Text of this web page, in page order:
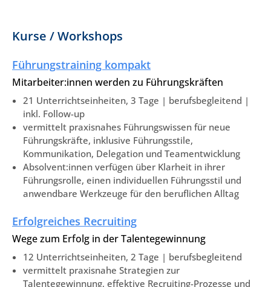
Kurse / Workshops
Führungstraining kompakt
Mitarbeiter:innen werden zu Führungskräften
21 Unterrichtseinheiten, 3 Tage | berufsbegleitend |
inkl. Follow-up
vermittelt praxisnahes Führungswissen für neue
Führungskräfte, inklusive Führungsstile,
Kommunikation, Delegation und Teamentwicklung
Absolvent:innen verfügen über Klarheit in ihrer
Führungsrolle, einen individuellen Führungsstil und
anwendbare Werkzeuge für den beruflichen Alltag
Erfolgreiches Recruiting
Wege zum Erfolg in der Talentegewinnung
12 Unterrichtseinheiten, 2 Tage | berufsbegleitend
vermittelt praxisnahe Strategien zur
Talentegewinnung, effektive Recruiting-Prozesse und